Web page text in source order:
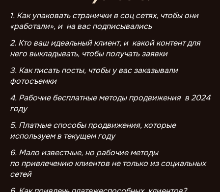
1. Как упаковать странички в соц сетях, чтобы они
«работали», и на вас подписывались
2. Кто ваш идеальный клиент, и какой контент для
него выкладывать, чтобы получать заявки
3. Как писать посты, чтобы у вас заказывали
фотосъемки
4. Рабочие бесплатные методы продвижения в 2024
году
5. Платные способы продвижения, которые
используем в текущем году
6. Мало известные, но рабочие методы
по привлечению клиентов не только из социальных
сетей